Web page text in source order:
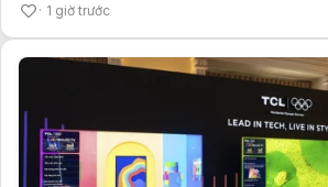
1 giờ trước